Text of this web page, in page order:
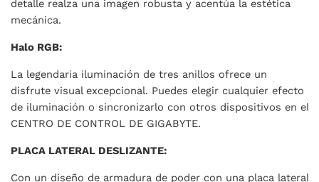
detalle realza una imagen robusta y acentúa la estética
mecánica.
Halo RGB:
La legendaria iluminación de tres anillos ofrece un
disfrute visual excepcional. Puedes elegir cualquier efecto
de iluminación o sincronizarlo con otros dispositivos en el
CENTRO DE CONTROL DE GIGABYTE.
PLACA LATERAL DESLIZANTE:
Con un diseño de armadura de poder con una placa lateral